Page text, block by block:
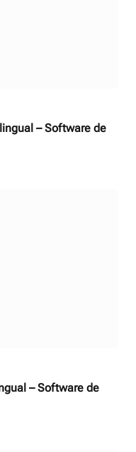
– Software de
– Software de